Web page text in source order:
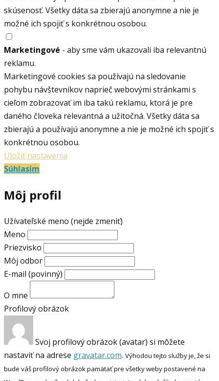
skúsenosť. Všetky dáta sa zbierajú anonymne a nie je
možné ich spojiť s konkrétnou osobou.
Marketingové - aby sme vám ukazovali iba relevantnú
reklamu.
Marketingové cookies sa používajú na sledovanie
pohybu návštevníkov naprieč webovými stránkami s
cieľom zobrazovať im iba takú reklamu, ktorá je pre
daného človeka relevantná a užitočná. Všetky dáta sa
zbierajú a používajú anonymne a nie je možné ich spojiť s
konkrétnou osobou.
Uložiť nastavenia
Súhlasím
Môj profil
Užívateľské meno (nejde zmeniť)
Meno
Priezvisko
Môj odbor
E-mail (povinný)
O mne
Profilový obrázok
Svoj profilový obrázok (avatar) si môžete
nastaviť na adrese gravatar.com. Výhodou tejto služby je, že si
bude váš profilový obrázok pamätať pre všetky weby postavené na